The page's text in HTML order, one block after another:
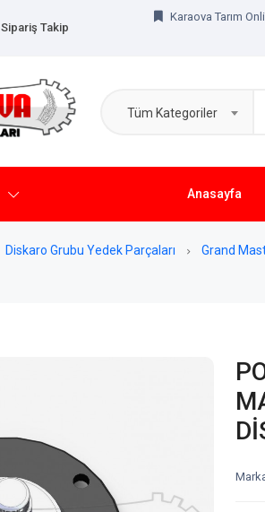
Sipariş Takip
Karaova Tarım
Tüm Kategoriler
Anasayfa
Diskaro Grubu Yedek Parçaları Grand